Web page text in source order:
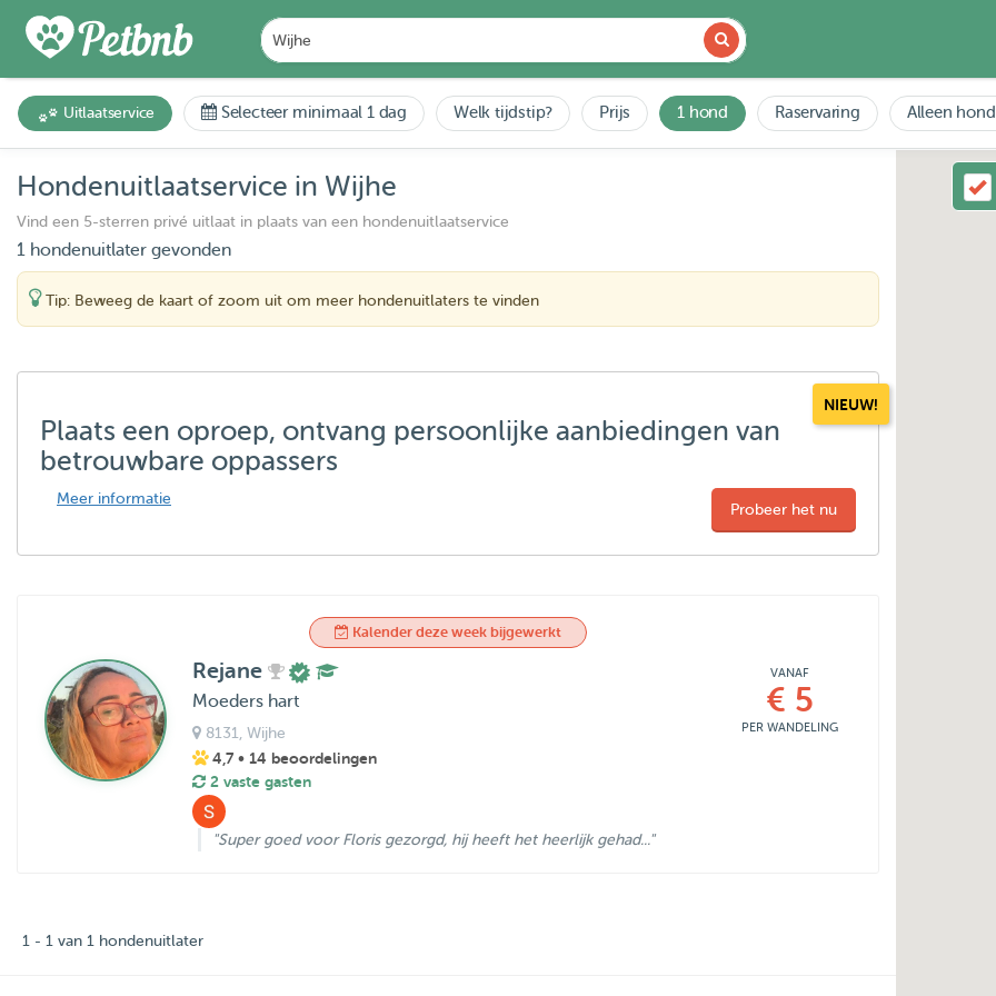
Uitlaatservice Selecteer minimaal 1 dag Welk tijdstip? Prijs 1 hond Raservaring Alleen
Hondenuitlaatservice in Wijhe
Vind een 5-sterren privé uitlaat in plaats van een hondenuitlaatservice
1 hondenuitlater gevonden
Tip: Beweeg de kaart of zoom uit om meer hondenuitlaters te vinden
NIEUW!
Plaats een oproep, ontvang persoonlijke aanbiedingen van
betrouwbare oppassers
Meer informatie
Probeer het nu
Kalender deze week bijgewerkt
Rejane
Moeders hart
8131 , Wijhe
4,7 • 14 beoordelingen
2 vaste gasten
"Super goed voor Floris gezorgd, hij heeft het heerlijk gehad..."
VANAF
€ 5
PER WANDELING
1 - 1 van 1 hondenuitlater